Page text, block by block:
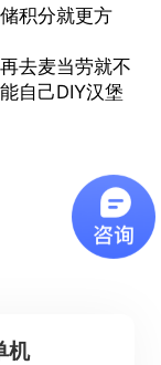
积分就更方
去麦当劳就不
自己DIY汉堡
机